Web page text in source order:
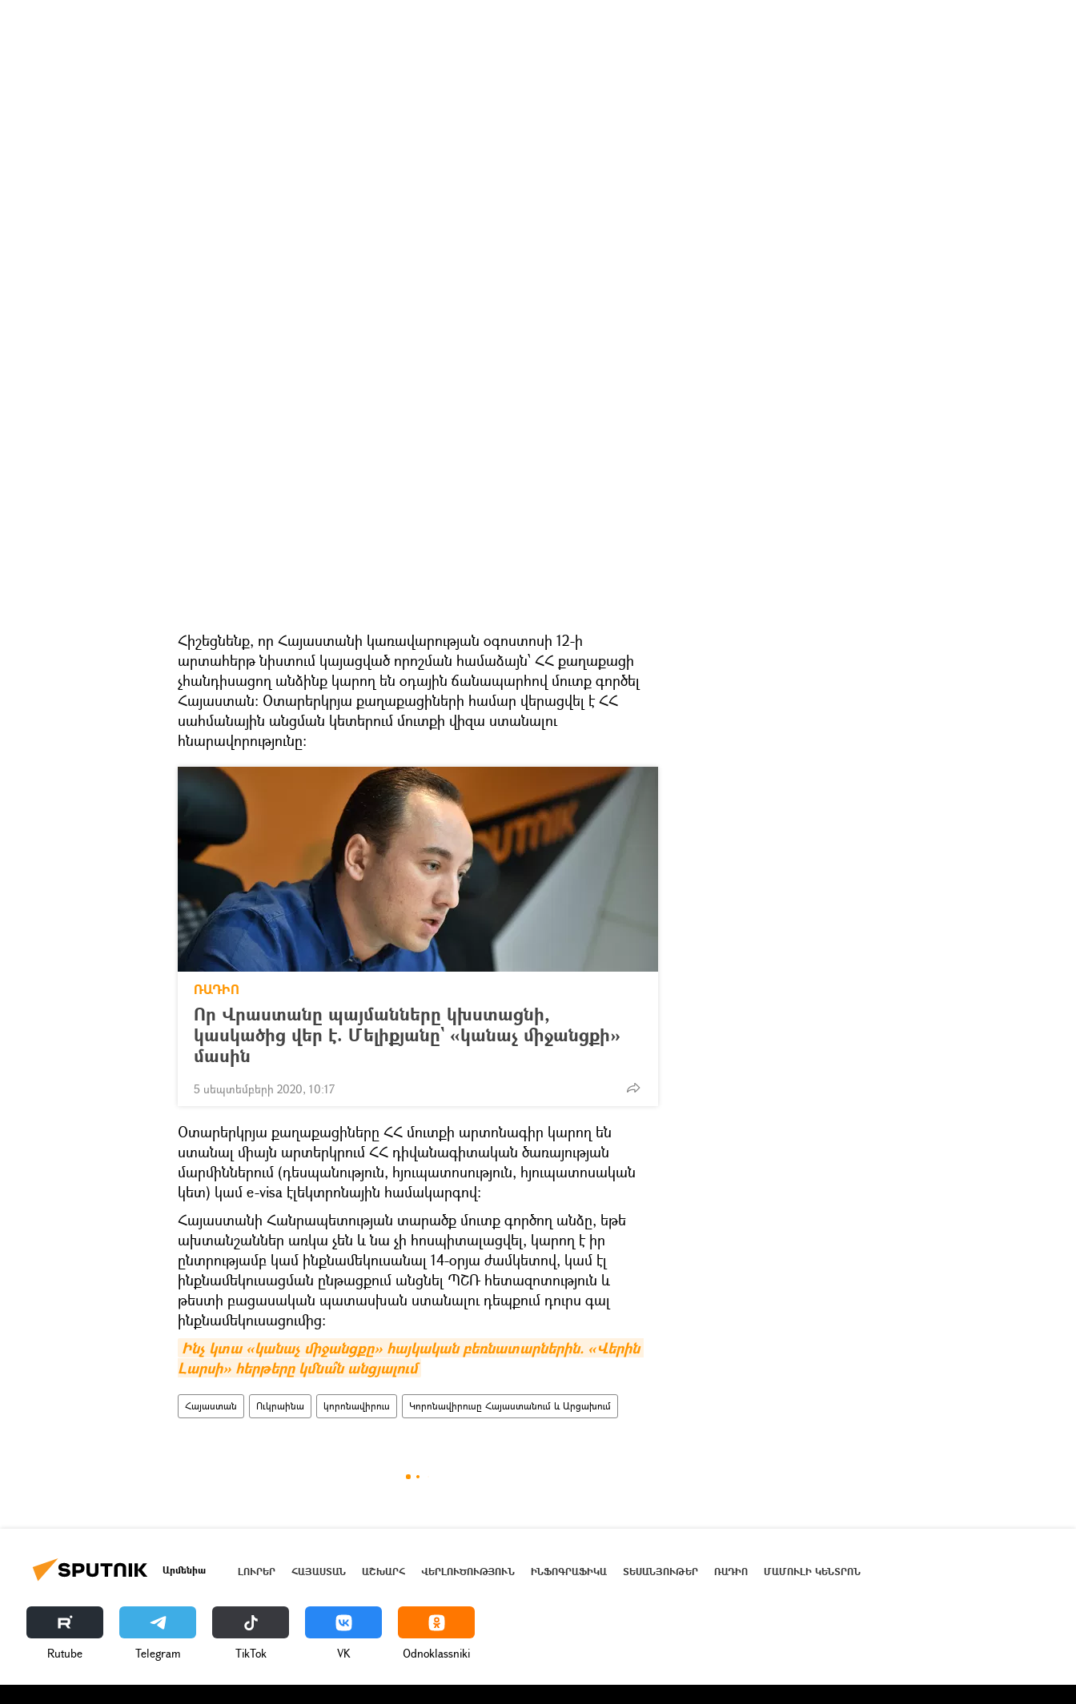
Հիշեցնենք, որ Հայաստանի կառավարության օգոստոսի 12-ի
արտահերթ նիստում կայացված որոշման համաձայն՝ ՀՀ քաղաքացի
չհանդիսացող անձինք կարող են օդային ճանապարհով մուտք գործել
Հայաստան։ Օտարերկրյա քաղաքացիների համար վերացվել է ՀՀ
սահմանային անցման կետերում մուտքի վիզա ստանալու
հնարավորությունը:
ՌԱԴԻՈ
Որ Վրաստանը պայմանները կխստացնի,
կասկածից վեր է. Մելիքյանը` «կանաչ միջանցքի»
մասին
5 սեպտեմբերի 2020, 10:17
Օտարերկրյա քաղաքացիները ՀՀ մուտքի արտոնագիր կարող են
ստանալ միայն արտերկրում ՀՀ դիվանագիտական ծառայության
մարմիններում (դեսպանություն, հյուպատոսություն, հյուպատոսական
կետ) կամ e-visa էլեկտրոնային համակարգով։
Հայաստանի Հանրապետության տարածք մուտք գործող անձը, եթե
ախտանշաններ առկա չեն և նա չի հոսպիտալացվել, կարող է իր
ընտրությամբ կամ ինքնամեկուսանալ 14-օրյա ժամկետով, կամ էլ
ինքնամեկուսացման ընթացքում անցնել ՊՇՌ հետազոտություն և
թեստի բացասական պատասխան ստանալու դեպքում դուրս գալ
ինքնամեկուսացումից։
Ինչ կտա «կանաչ միջանցքը» հայկական բեռնատարներին. «Վերին
Լարսի» հերթերը կմնա՞ն անցյալում
Հայաստան Ուկրաինա կորոնավիրուս Կորոնավիրուսը Հայաստանում և Արցախում
Արմենիա ԼՈՒՐԵՐ ՀԱՅԱՍՏԱՆ ԱՇԽԱՐՀ ՎԵՐԼՈՒԾՈՒԹՅՈՒՆ ԻՆՖՈԳՐԱՖԻԿԱ ՏԵՍԱՆՅՈՒԹԵՐ ՌԱԴԻՈ ՄԱՄՈՒԼԻ ԿԵՆՏՐՈՆ
Rutube Telegram ТikТоk VK Odnoklassniki